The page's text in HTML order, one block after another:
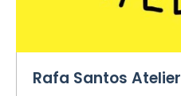
Rafa Santos Atelier